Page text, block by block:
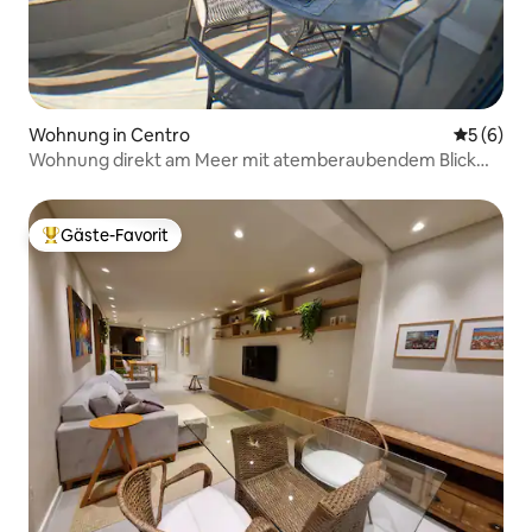
Wohnung in Centro
5 (6)
Wohnung direkt am Meer mit atemberaubendem Blick
Beliebter Gäste-Favorit.
Gäste-Favorit